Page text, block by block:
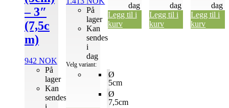
– 3″
(7,5c
m)
942 NOK
På
lager
Kan
sendes
Ø
5cm
Ø
7,5cm
På
lager
Kan
sendes
i
dag
Velg variant:
dag
Legg til i
kurv
dag
Legg til i
kurv
dag
Legg til i
kurv